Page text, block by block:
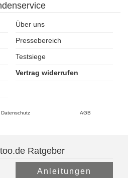
Über uns
Pressebereich
Testsiege
Vertrag widerrufen
Datenschutz AGB
Ratgeber
Anleitungen